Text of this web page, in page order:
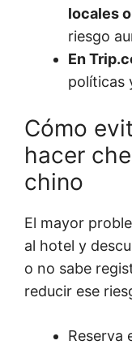
locales
riesgo
En
políticas
Cómo
hacer
chino
El mayor
al hotel y
o no sabe
reducir ese
Reserva